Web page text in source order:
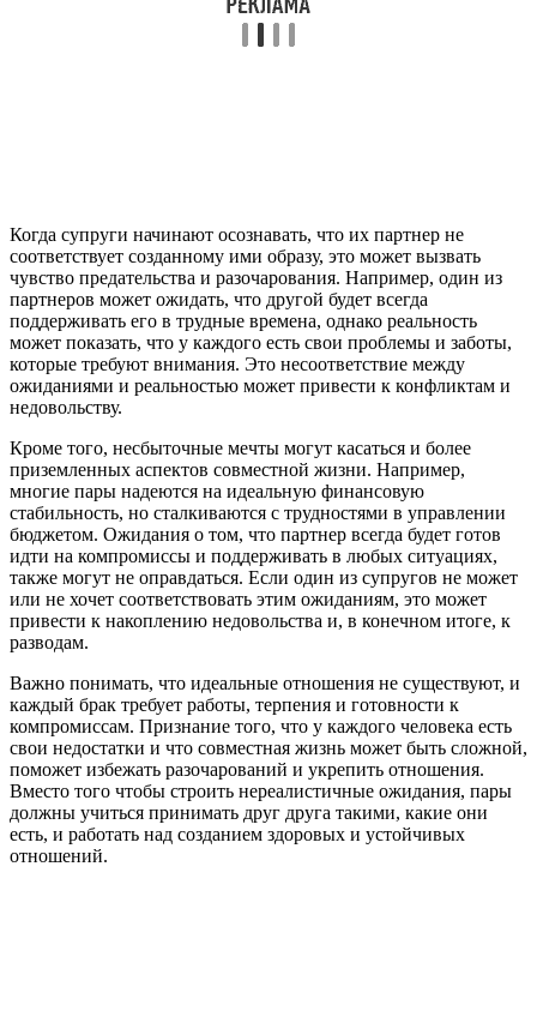
Когда супруги начинают осознавать, что их партнер не
соответствует созданному ими образу, это может вызвать
чувство предательства и разочарования. Например, один из
партнеров может ожидать, что другой будет всегда
поддерживать его в трудные времена, однако реальность
может показать, что у каждого есть свои проблемы и заботы,
которые требуют внимания. Это несоответствие между
ожиданиями и реальностью может привести к конфликтам и
недовольству.
Кроме того, несбыточные мечты могут касаться и более
приземленных аспектов совместной жизни. Например,
многие пары надеются на идеальную финансовую
стабильность, но сталкиваются с трудностями в управлении
бюджетом. Ожидания о том, что партнер всегда будет готов
идти на компромиссы и поддерживать в любых ситуациях,
также могут не оправдаться. Если один из супругов не может
или не хочет соответствовать этим ожиданиям, это может
привести к накоплению недовольства и, в конечном итоге, к
разводам.
Важно понимать, что идеальные отношения не существуют, и
каждый брак требует работы, терпения и готовности к
компромиссам. Признание того, что у каждого человека есть
свои недостатки и что совместная жизнь может быть сложной,
поможет избежать разочарований и укрепить отношения.
Вместо того чтобы строить нереалистичные ожидания, пары
должны учиться принимать друг друга такими, какие они
есть, и работать над созданием здоровых и устойчивых
отношений.